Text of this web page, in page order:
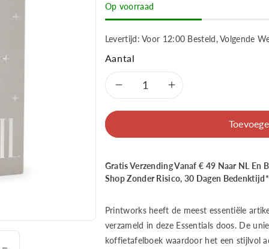
Op voorraad
Levertijd: Voor 12:00 Besteld, Volgende
Aantal
Aantal
Printworks
Essentials
Aantal
verhogen
Printworks
Essentials
Gratis Verzending Vanaf € 49 Naar NL En
Shop Zonder Risico, 30 Dagen Bedenktijd*
Printworks heeft de meest essentiële
verzameld in deze Essentials doos. De
koffietafelboek waardoor het een stijlvol